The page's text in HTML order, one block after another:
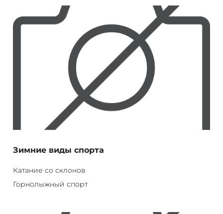
Зимние виды спорта
Катание со склонов
Горнолыжный спорт